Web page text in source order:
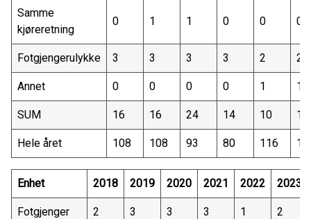
Samme
kjøreretning
0 1 1 0 0 0
Fotgjengerulykke 3 3 3 3 2 2
Annet 0 0 0 0 1 1
SUM 16 16 24 14 10 13
Hele året 108 108 93 80 116
Enhet 2018 2019 2020 2021 2022 2023
Fotgjenger 2 3 3 3 1 2